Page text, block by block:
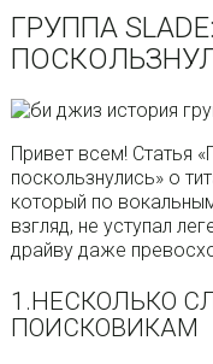
ГРУППА
Привет всем! Статья
поскользнулись» о
который по
взгляд, не уступал
драйву даже
1.НЕСКОЛЬКО
ПОИСКОВИКАМ